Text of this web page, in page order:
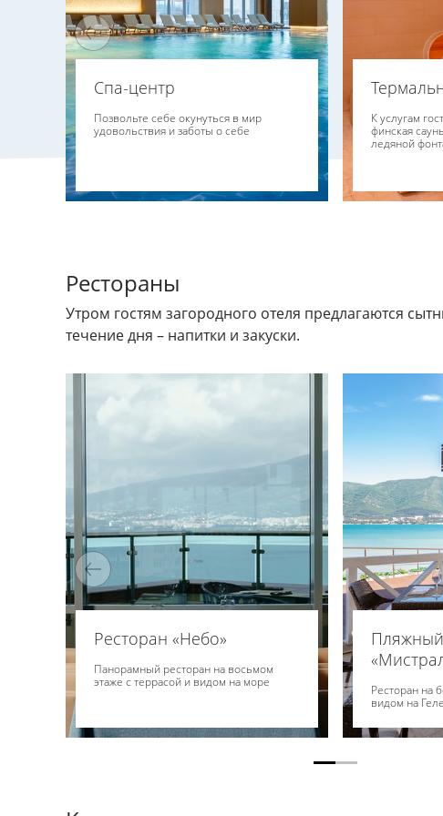
Спа-центр
Позвольте себе окунуться в мир
удовольствия и заботы о себе
К услугам
финская
ледяной
Рестораны
Утром гостям загородного отеля предлагаются
течение дня – напитки и закуски.
Ресторан «Небо»
Панорамный ресторан на восьмом
этаже с террасой и видом на море
Ресторан на
видом на